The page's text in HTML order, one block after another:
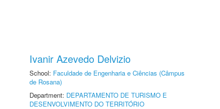
Ivanir Azevedo Delvizio
School: Faculdade de Engenharia e Ciências (Câmpus
de Rosana)
Department: DEPARTAMENTO DE TURISMO E
DESENVOLVIMENTO DO TERRITÓRIO